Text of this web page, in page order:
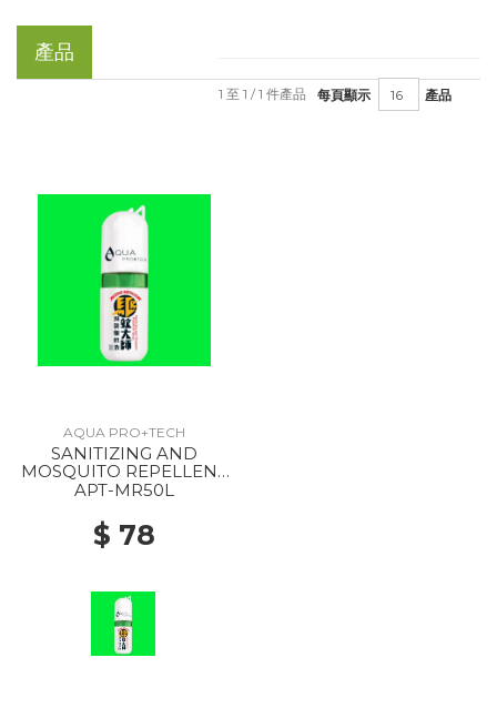
產品
每頁顯示 產品
1 至 1 / 1 件產品
AQUA PRO+TECH
SANITIZING AND
MOSQUITO REPELLENT
SPRAY --
APT-MR50L
$ 78